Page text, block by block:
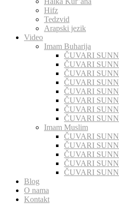
Hifz
Tedzvid
Arapski jezik
Video
Imam Buharija
ČUVARI
ČUVARI
ČUVARI
ČUVARI
ČUVARI
ČUVARI
ČUVARI
ČUVARI
Imam Muslim
ČUVARI
ČUVARI
ČUVARI
ČUVARI
ČUVARI
Blog
O nama
Kontakt